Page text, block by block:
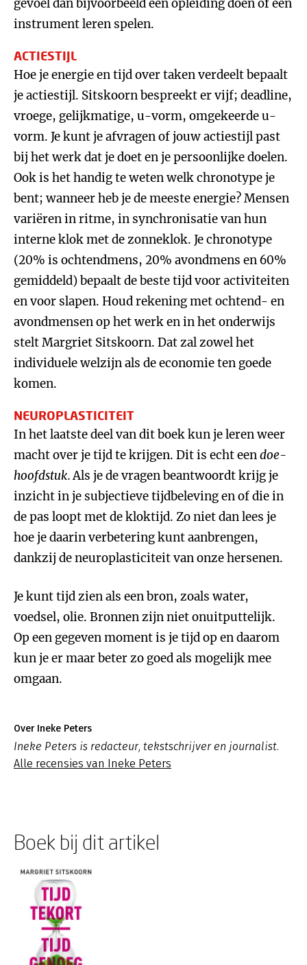
gevoel dan bijvoorbeeld een opleiding doen of een
instrument leren spelen.
ACTIESTIJL
Hoe je energie en tijd over taken verdeelt bepaalt
je actiestijl. Sitskoorn bespreekt er vijf; deadline,
vroege, gelijkmatige, u-vorm, omgekeerde u-
vorm. Je kunt je afvragen of jouw actiestijl past
bij het werk dat je doet en je persoonlijke doelen.
Ook is het handig te weten welk chronotype je
bent; wanneer heb je de meeste energie? Mensen
variëren in ritme, in synchronisatie van hun
interne klok met de zonneklok. Je chronotype
(20% is ochtendmens, 20% avondmens en 60%
gemiddeld) bepaalt de beste tijd voor activiteiten
en voor slapen. Houd rekening met ochtend- en
avondmensen op het werk en in het onderwijs
stelt Margriet Sitskoorn. Dat zal zowel het
individuele welzijn als de economie ten goede
komen.
NEUROPLASTICITEIT
In het laatste deel van dit boek kun je leren weer
macht over je tijd te krijgen. Dit is echt eendoe-
hoofdstuk.Als je de vragen beantwoordt krijg je
inzicht in je subjectieve tijdbeleving en of die in
de pas loopt met de kloktijd. Zo niet dan lees je
hoe je daarin verbetering kunt aanbrengen,
dankzij de neuroplasticiteit van onze hersenen.
Je kunt tijd zien als een bron, zoals water,
voedsel, olie. Bronnen zijn niet onuitputtelijk.
Op een gegeven moment is je tijd op en daarom
kun je er maar beter zo goed als mogelijk mee
omgaan.
Over Ineke Peters
Ineke Peters is redacteur, tekstschrijver en journalist.
Alle recensies van Ineke Peters
Boek bij dit artikel